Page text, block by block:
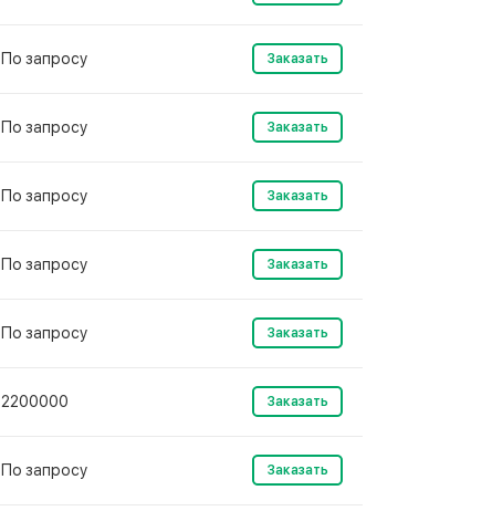
По запросу Заказать
По запросу Заказать
По запросу Заказать
По запросу Заказать
По запросу Заказать
2200000 Заказать
По запросу Заказать